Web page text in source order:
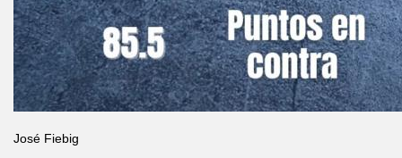
José Fiebig